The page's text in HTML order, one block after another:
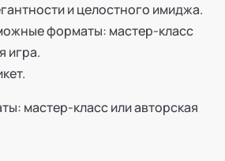
и целостного имиджа.
форматы: мастер-класс
игра.
мастер-класс или авторская